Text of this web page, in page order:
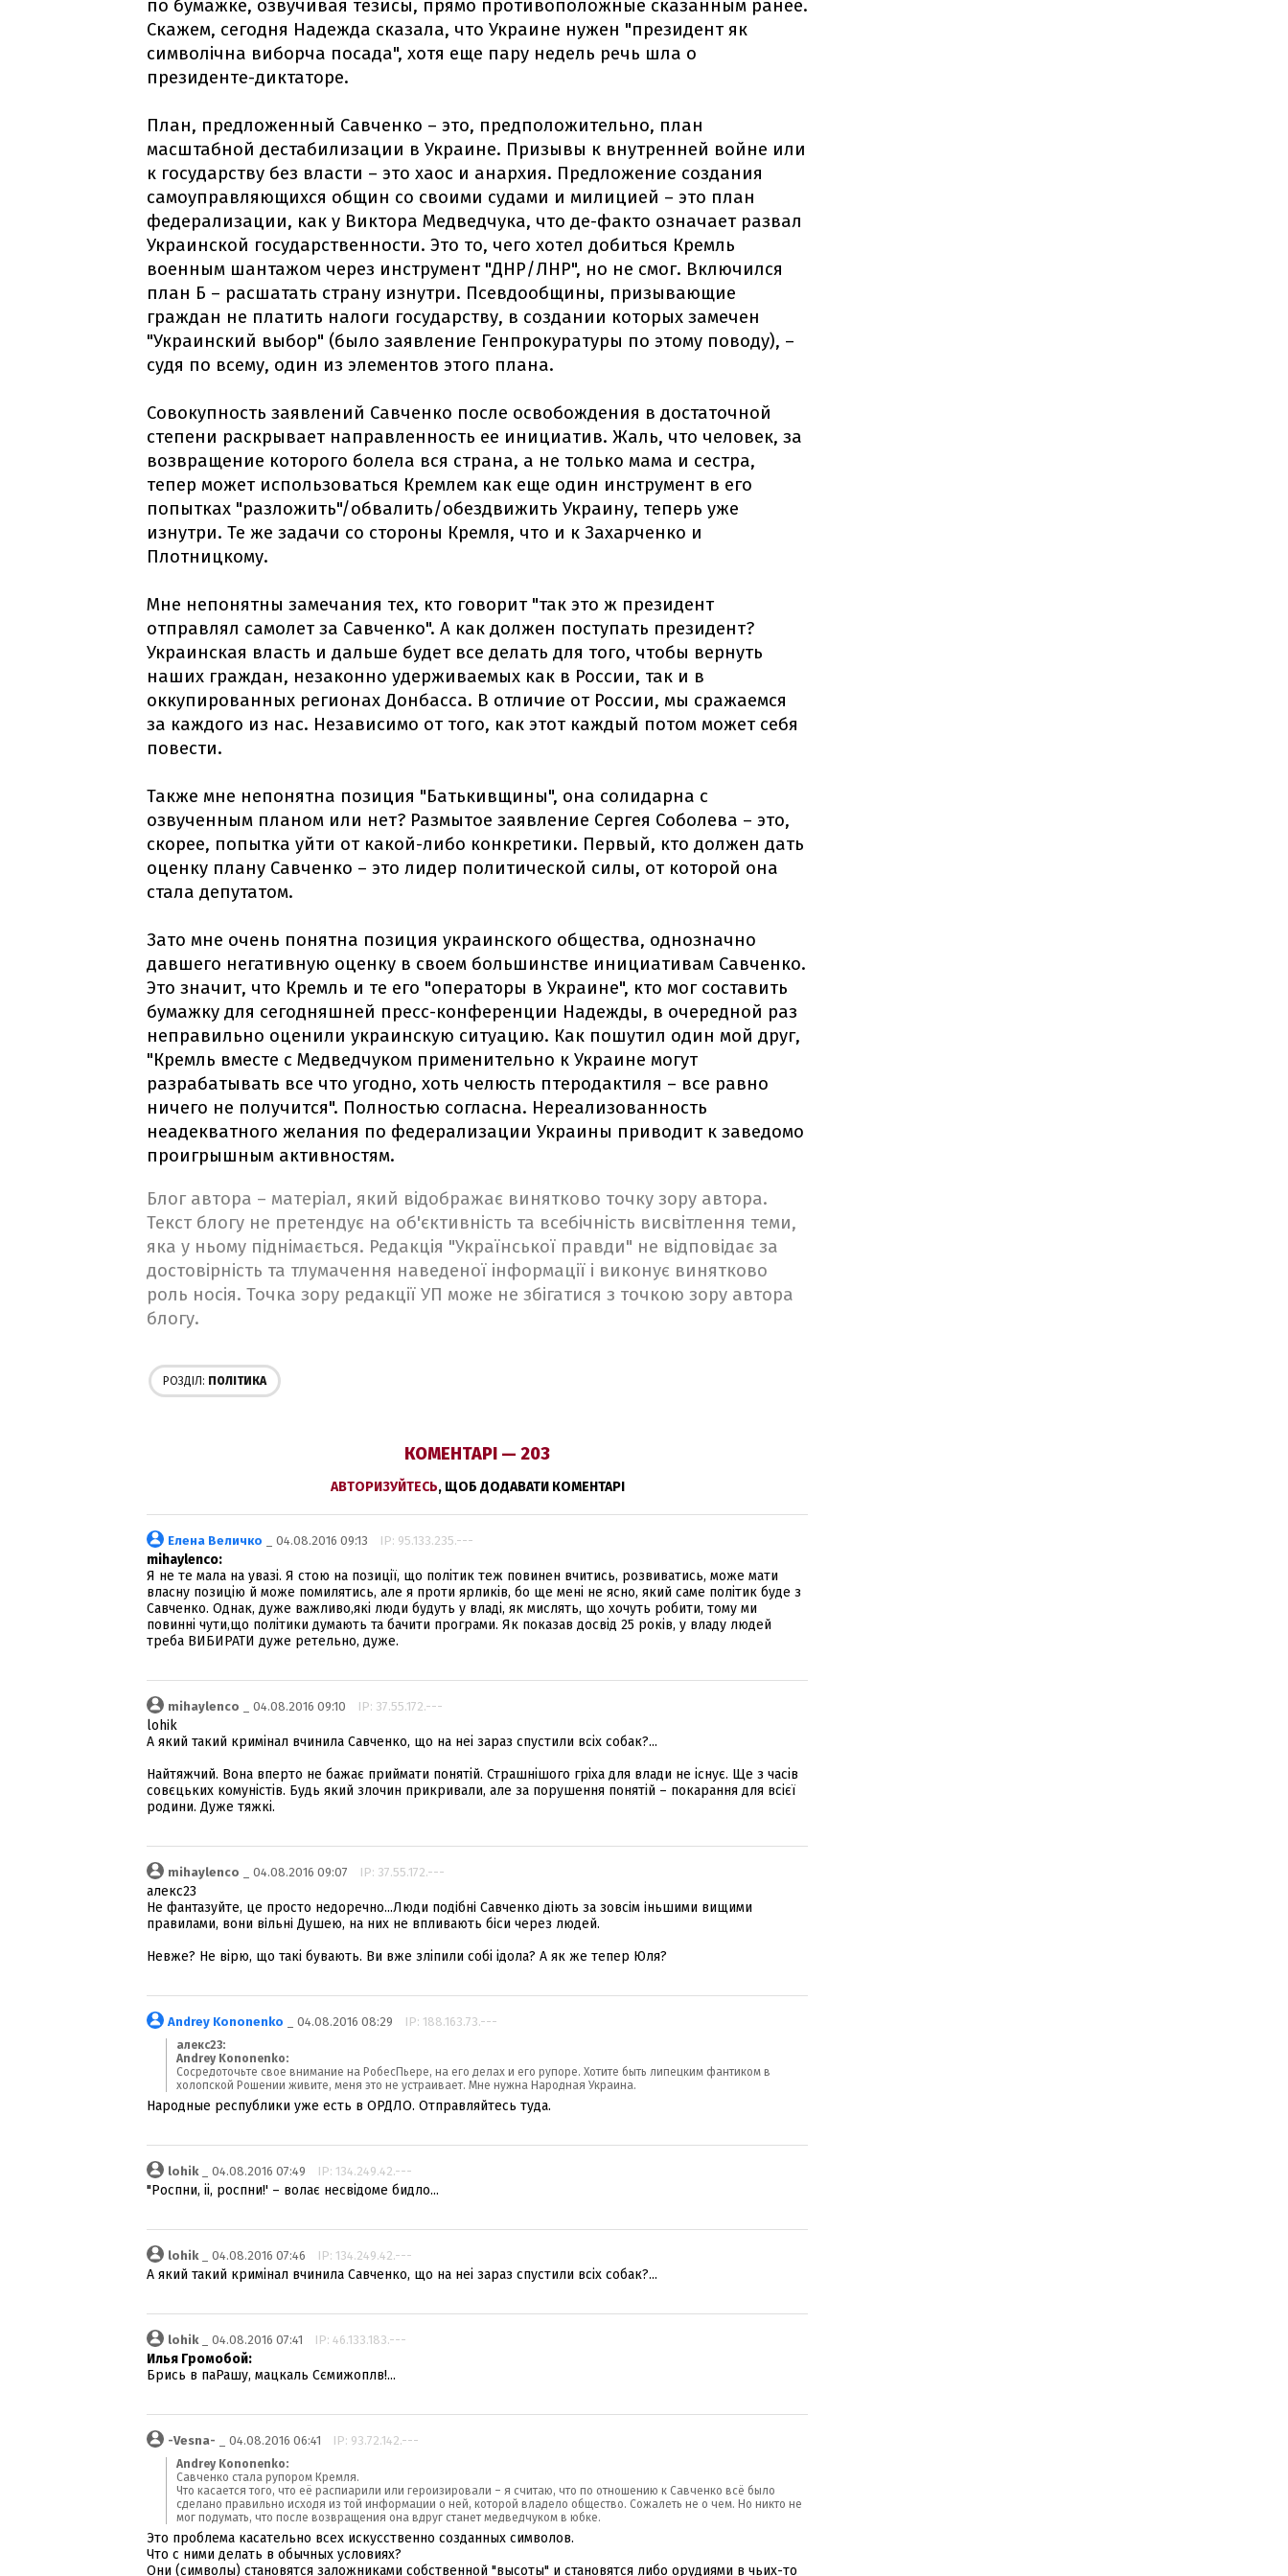
по бумажке, озвучивая тезисы, прямо противоположные сказанным ранее.
Скажем, сегодня Надежда сказала, что Украине нужен "президент як
символічна виборча посада", хотя еще пару недель речь шла о
президенте-диктаторе.
План, предложенный Савченко – это, предположительно, план
масштабной дестабилизации в Украине. Призывы к внутренней войне или
к государству без власти – это хаос и анархия. Предложение создания
самоуправляющихся общин со своими судами и милицией – это план
федерализации, как у Виктора Медведчука, что де-факто означает развал
Украинской государственности. Это то, чего хотел добиться Кремль
военным шантажом через инструмент "ДНР/ЛНР", но не смог. Включился
план Б – расшатать страну изнутри. Псевдообщины, призывающие
граждан не платить налоги государству, в создании которых замечен
"Украинский выбор" (было заявление Генпрокуратуры по этому поводу), –
судя по всему, один из элементов этого плана.
Совокупность заявлений Савченко после освобождения в достаточной
степени раскрывает направленность ее инициатив. Жаль, что человек, за
возвращение которого болела вся страна, а не только мама и сестра,
тепер может использоваться Кремлем как еще один инструмент в его
попытках "разложить"/обвалить/обездвижить Украину, теперь уже
изнутри. Те же задачи со стороны Кремля, что и к Захарченко и
Плотницкому.
Мне непонятны замечания тех, кто говорит "так это ж президент
отправлял самолет за Савченко". А как должен поступать президент?
Украинская власть и дальше будет все делать для того, чтобы вернуть
наших граждан, незаконно удерживаемых как в России, так и в
оккупированных регионах Донбасса. В отличие от России, мы сражаемся
за каждого из нас. Независимо от того, как этот каждый потом может себя
повести.
Также мне непонятна позиция "Батькивщины", она солидарна с
озвученным планом или нет? Размытое заявление Сергея Соболева – это,
скорее, попытка уйти от какой-либо конкретики. Первый, кто должен дать
оценку плану Савченко – это лидер политической силы, от которой она
стала депутатом.
Зато мне очень понятна позиция украинского общества, однозначно
давшего негативную оценку в своем большинстве инициативам Савченко.
Это значит, что Кремль и те его "операторы в Украине", кто мог составить
бумажку для сегодняшней пресс-конференции Надежды, в очередной раз
неправильно оценили украинскую ситуацию. Как пошутил один мой друг,
"Кремль вместе с Медведчуком применительно к Украине могут
разрабатывать все что угодно, хоть челюсть птеродактиля – все равно
ничего не получится". Полностью согласна. Нереализованность
неадекватного желания по федерализации Украины приводит к заведомо
проигрышным активностям.
Блог автора – матеріал, який відображає винятково точку зору автора.
Текст блогу не претендує на об'єктивність та всебічність висвітлення теми,
яка у ньому піднімається. Редакція "Української правди" не відповідає за
достовірність та тлумачення наведеної інформації і виконує винятково
роль носія. Точка зору редакції УП може не збігатися з точкою зору автора
блогу.
РОЗДІЛ: ПОЛІТИКА
КОМЕНТАРІ — 203
АВТОРИЗУЙТЕСЬ, ЩОБ ДОДАВАТИ КОМЕНТАРІ
Елена Величко _ 04.08.2016 09:13 IP: 95.133.235.---
mihaylenco:
Я не те мала на увазі. Я стою на позиції, що політик теж повинен вчитись, розвиватись, може мати
власну позицію й може помилятись, але я проти ярликів, бо ще мені не ясно, який саме політик буде з
Савченко. Однак, дуже важливо,які люди будуть у владі, як мислять, що хочуть робити, тому ми
повинні чути,що політики думають та бачити програми. Як показав досвід 25 років, у владу людей
треба ВИБИРАТИ дуже ретельно, дуже.
mihaylenco _ 04.08.2016 09:10 IP: 37.55.172.---
lohik
А який такий кримінал вчинила Савченко, що на неі зараз спустили всіх собак?...
Найтяжчий. Вона вперто не бажає приймати понятій. Страшнішого гріха для влади не існує. Ще з часів
совєцьких комуністів. Будь який злочин прикривали, але за порушення понятій – покарання для всієї
родини. Дуже тяжкі.
mihaylenco _ 04.08.2016 09:07 IP: 37.55.172.---
алекс23
Не фантазуйте, це просто недоречно...Люди подiбнi Cавченко дiють за зовсiм iньшими вищими
правилами, вони вiльнi Душею, на них не впливають бiси через людей.
Невже? Не вірю, що такі бувають. Ви вже зліпили собі ідола? А як же тепер Юля?
Andrey Kononenko _ 04.08.2016 08:29 IP: 188.163.73.---
алекс23:
Andrey Kononenko:
Сосредоточьте свое внимание на РобесПьере, на его делах и его рупоре. Хотите быть липецким фантиком в
холопской Рошении живите, меня это не устраивает. Мне нужна Народная Украина.
Народные республики уже есть в ОРДЛО. Отправляйтесь туда.
lohik_ 04.08.2016 07:49 IP: 134.249.42.---
"Роспни, іі, роспни!' – волає несвідоме бидло...
lohik_ 04.08.2016 07:46 IP: 134.249.42.---
А який такий кримінал вчинила Савченко, що на неі зараз спустили всіх собак?...
lohik_ 04.08.2016 07:41 IP: 46.133.183.---
Илья Громобой:
Брись в паРашу, мацкаль Сємижоплв!...
-Vesna- _ 04.08.2016 06:41 IP: 93.72.142.---
Andrey Kononenko:
Савченко стала рупором Кремля.
Что касается того, что её распиарили или героизировали – я считаю, что по отношению к Савченко всё было
сделано правильно исходя из той информации о ней, которой владело общество. Сожалеть не о чем. Но никто не
мог подумать, что после возвращения она вдруг станет медведчуком в юбке.
Это проблема касательно всех искусственно созданных символов.
Что с ними делать в обычных условиях?
Они (символы) становятся заложниками собственной "высоты" и становятся либо орудиями в чьих-то